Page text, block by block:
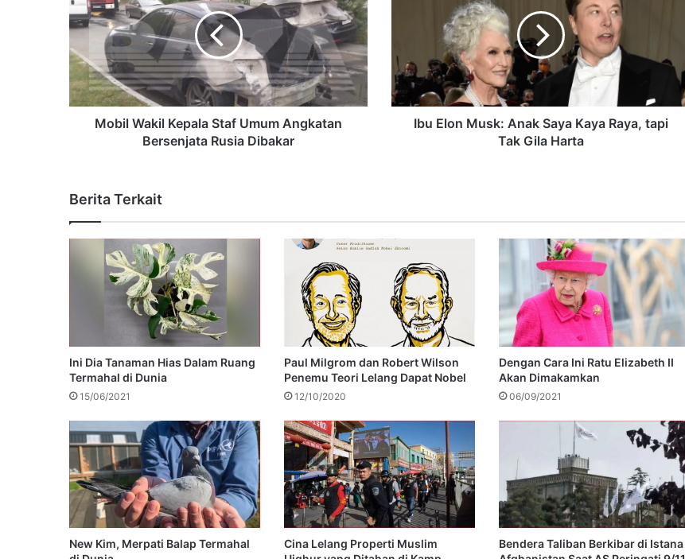
Mobil Wakil Kepala Staf Umum Angkatan
Bersenjata Rusia Dibakar
Ibu Elon Musk: Anak Saya Kaya Raya, tapi
Tak Gila Harta
Berita Terkait
Ini Dia Tanaman Hias Dalam Ruang
Termahal di Dunia
15/06/2021
Paul Milgrom dan Robert Wilson
Penemu Teori Lelang Dapat Nobel
12/10/2020
Dengan Cara Ini Ratu Elizabeth II
Akan Dimakamkan
06/09/2021
New Kim, Merpati Balap Termahal
Cina Lelang Properti Muslim
Bendera Taliban Berkibar di Istana